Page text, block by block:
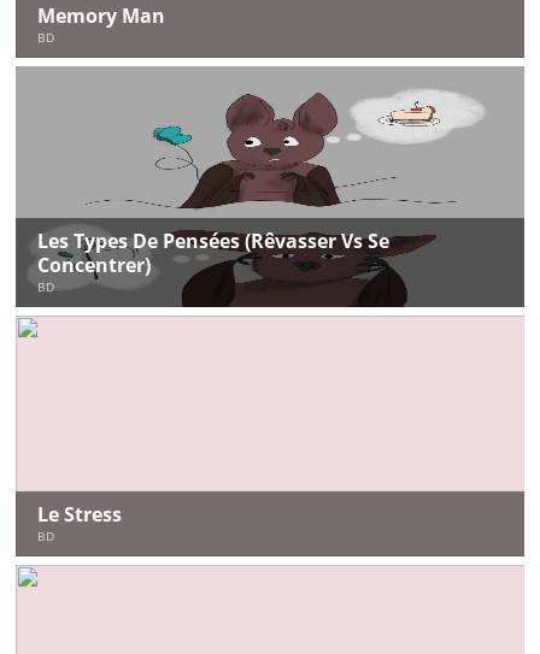
Memory Man
BD
Les Types De Pensées (rêvasser Vs Se
Concentrer)
BD
Le Stress
BD